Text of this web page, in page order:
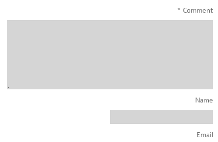
Comment
*
Name
Email